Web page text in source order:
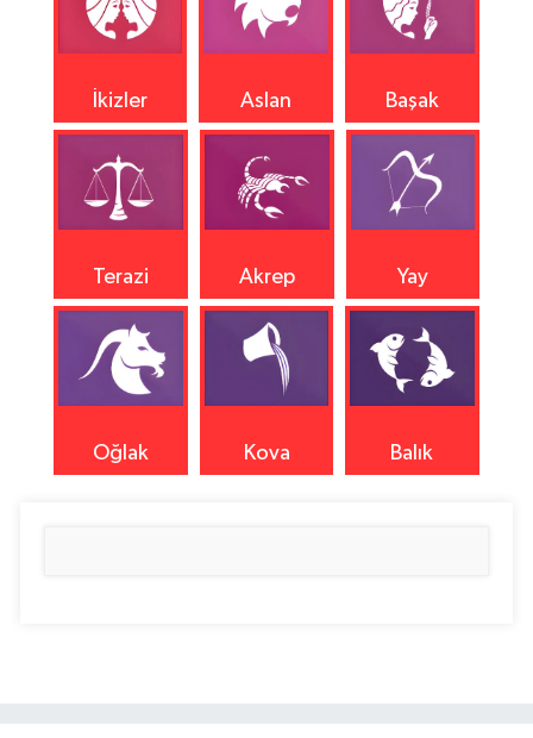
İkizler Aslan Başak
Terazi Akrep Yay
Oğlak Kova Balık